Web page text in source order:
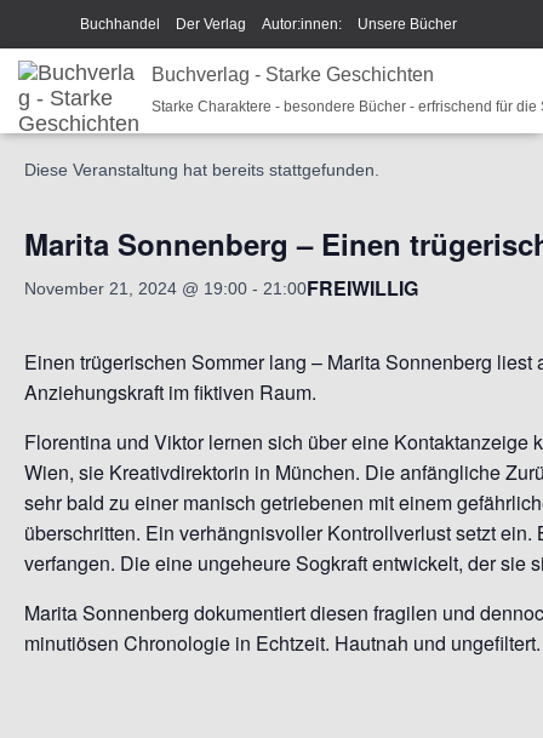
Buchhandel Der Verlag Autor:innen: Unsere Bücher
Ich beschreibe Dir mein Buch Shop Team News
Unsere Philosophie
Widerrufsrecht und Rückgaberecht Termine u Veranstaltungen
Buchverlag - Starke Geschichten
Starke Charaktere - besondere Bücher - erfrischend für die
« Alle Veranstaltungen
Diese Veranstaltung hat bereits stattgefunden.
Marita Sonnenberg – Einen
November 21, 2024 @ 19:00 - 21:00FREIWILLIG
Einen trügerischen Sommer lang – Marita Sonnenberg
Anziehungskraft im fiktiven Raum.
Florentina und Viktor lernen sich über eine Kontaktanzeige
Wien, sie Kreativdirektorin in München. Die anfängliche
sehr bald zu einer manisch getriebenen mit einem
überschritten. Ein verhängnisvoller Kontrollverlust setzt
verfangen. Die eine ungeheure Sogkraft entwickelt, der sie
Marita Sonnenberg dokumentiert diesen fragilen und
minutiösen Chronologie in Echtzeit. Hautnah und ungefiltert.